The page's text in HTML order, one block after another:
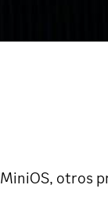
otros